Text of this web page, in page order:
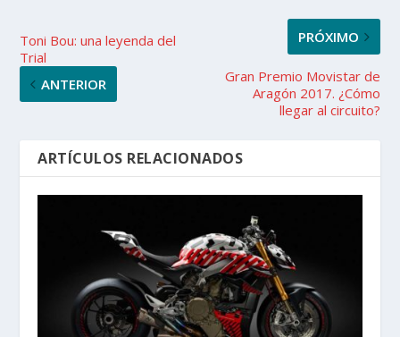
Toni Bou: una leyenda del
Trial
ANTERIOR
PRÓXIMO
Gran Premio Movistar de
Aragón 2017. ¿Cómo
llegar al circuito?
ARTÍCULOS RELACIONADOS